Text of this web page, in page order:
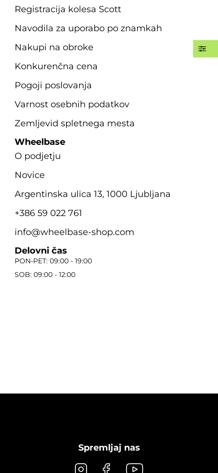
Registracija kolesa Scott
Navodila za uporabo po znamkah
Nakupi na obroke
Konkurenčna cena
Pogoji poslovanja
Varnost osebnih podatkov
Zemljevid spletnega mesta
Wheelbase
O podjetju
Novice
Argentinska ulica 13, 1000 Ljubljana
+386 59 022 761
info@wheelbase-shop.com
Delovni čas
PON-PET: 09:00 - 19:00
SOB: 09:00 - 12:00
Spremljaj nas